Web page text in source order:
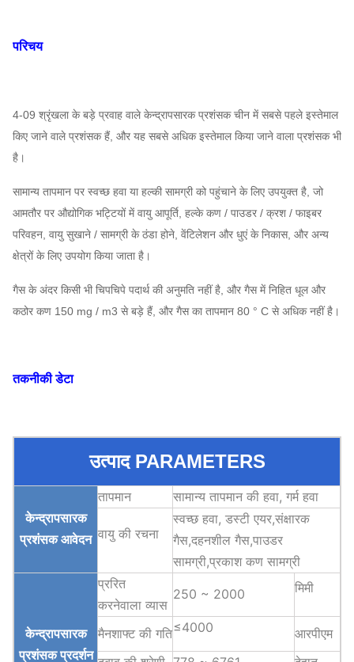
परिचय
4-09 श्रृंखला के बड़े प्रवाह वाले केन्द्रापसारक प्रशंसक चीन में सबसे पहले इस्तेमाल
किए जाने वाले प्रशंसक हैं, और यह सबसे अधिक इस्तेमाल किया जाने वाला प्रशंसक भी
है।
सामान्य तापमान पर स्वच्छ हवा या हल्की सामग्री को पहुंचाने के लिए उपयुक्त है, जो
आमतौर पर औद्योगिक भट्टियों में वायु आपूर्ति, हल्के कण / पाउडर / क्रश / फाइबर
परिवहन, वायु सुखाने / सामग्री के ठंडा होने, वेंटिलेशन और धुएं के निकास, और अन्य
क्षेत्रों के लिए उपयोग किया जाता है।
गैस के अंदर किसी भी चिपचिपे पदार्थ की अनुमति नहीं है, और गैस में निहित धूल और
कठोर कण 150 mg / m3 से बड़े हैं, और गैस का तापमान 80 ° C से अधिक नहीं है।
तकनीकी डेटा
उत्पाद PARAMETERS
केन्द्रापसारक
प्रशंसक आवेदन
तापमान सामान्य तापमान की हवा, गर्म हवा
वायु की रचना
स्वच्छ हवा, डस्टी एयर,संक्षारक
गैस,दहनशील गैस,पाउडर
सामग्री,प्रकाश कण सामग्री
केन्द्रापसारक
प्रशंसकप्रदर्शन
प्ररित
करनेवाला व्यास
250 ~ 2000 मिमी
मैनशाफ्ट की गति≤4000
आरपीएम